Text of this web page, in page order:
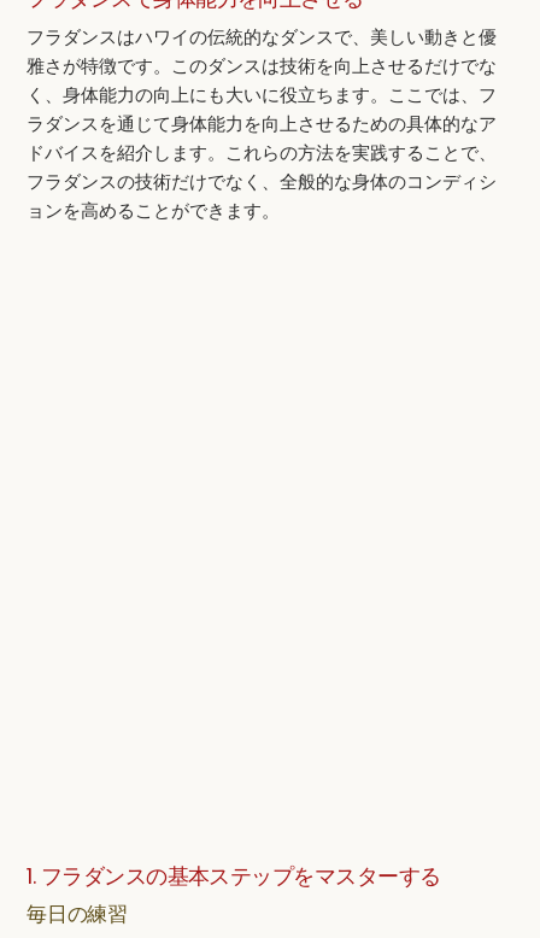
フラダンスはハワイの伝統的なダンスで、美しい動きと優
雅さが特徴です。このダンスは技術を向上させるだけでな
く、身体能力の向上にも大いに役立ちます。ここでは、フ
ラダンスを通じて身体能力を向上させるための具体的なア
ドバイスを紹介します。これらの方法を実践することで、
フラダンスの技術だけでなく、全般的な身体のコンディシ
ョンを高めることができます。
1. フラダンスの基本ステップをマスターする
毎日の練習